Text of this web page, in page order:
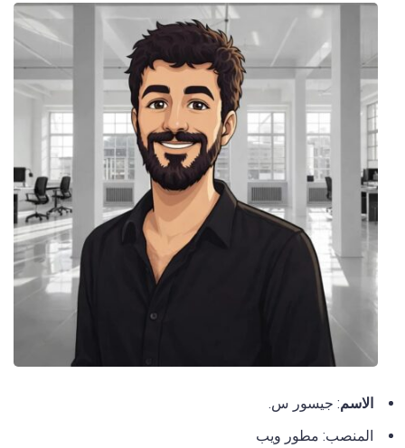
الاسم: جيسور س.
المنصب: مطور ويب